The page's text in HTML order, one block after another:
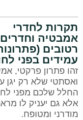
תקרות לחדרי
אמבטיה וחדרים
רטובים
עמידים בפני
זהו פתרון פרקטי,
ואסתטי שלא רק יגן
החלל שלכם מפני
אלא גם יעניק לו
מודרני ומטופח.